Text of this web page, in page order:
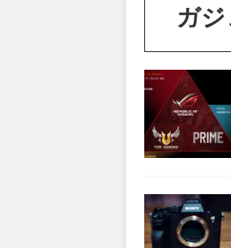
ガジ